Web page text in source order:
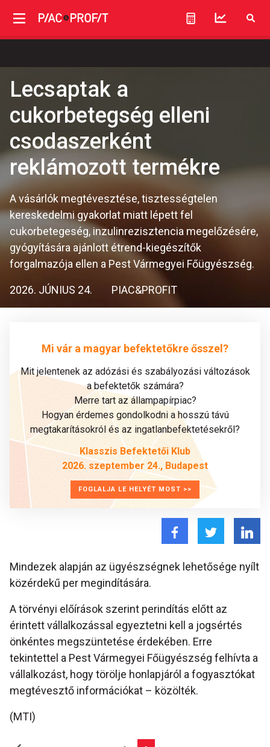
Lecsaptak a
cukorbetegség elleni
csodaszerként
reklámozott termékre
A vásárlók megtévesztése, tisztességtelen
kereskedelmi gyakorlat miatt lépett fel
cukorbetegeség, inzulinrezisztencia megelőzésére,
gyógyítására ajánlott étrend-kiegészítők
forgalmazója ellen a Pest Vármegyei Főügyészség.
2026. JÚNIUS 24. PIAC&PROFIT
Mi vár a magyar befektetőkre ősszel?
Mit jelentenek az adózási és szabályozási változások
a befektetők számára?
Merre tart az állampapírpiac?
Hogyan érdemes gondolkodni a hosszú távú
megtakarításokról és az ingatlanbefektetésekről?
Klasszis Befektetői Klub
2026. szeptember 24., Budapest
FOGLALJA LE HELYÉT MOST >>
Mindezek alapján az ügyészségnek lehetősége nyílt
közérdekű per megindítására.
A törvényi előírások szerint perindítás előtt az
érintett vállalkozással egyeztetni kell a jogsértés
önkéntes megszüntetése érdekében. Erre
tekintettel a Pest Vármegyei Főügyészség felhívta a
vállalkozást, hogy törölje honlapjáról a fogyasztókat
megtévesztő információkat – közölték.
(MTI)